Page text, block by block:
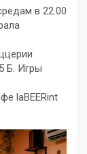
в 22.00
Б. Игры
laBEERint